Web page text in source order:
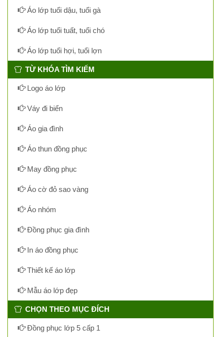
Áo lớp tuổi dậu, tuổi gà
Áo lớp tuổi tuất, tuổi chó
Áo lớp tuổi hợi, tuổi lợn
TỪ KHÓA TÌM KIẾM
Logo áo lớp
Váy đi biển
Áo gia đình
Áo thun đồng phục
May đồng phục
Áo cờ đỏ sao vàng
Áo nhóm
Đồng phục gia đình
In áo đồng phục
Thiết kế áo lớp
Mẫu áo lớp đẹp
CHỌN THEO MỤC ĐÍCH
Đồng phục lớp 5 cấp 1